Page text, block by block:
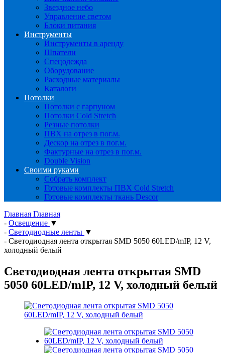
Звездное небо
Управление светом
Блоки питания
Инструменты
Инструменты в аренду
Шпатели
Спецодежда
Оборудование
Расходные материалы
Каталоги
Потолки
Потолки с гарпуном
Потолки Cold Stretch
Резные потолки
ПВХ на отрез в пог.м.
Дескор на отрез в пог.м.
Фактурные на отрез в пог.м.
Double Vision
Своими руками
Собрать комплект
Готовые комплекты ПВХ Cold Stretch
Готовые комплекты ткань Descor
Главная Главная
- Освещение ▼
- Светодиодные ленты ▼
- Светодиодная лента открытая SMD 5050 60LED/mIP, 12 V,
холодный белый
Светодиодная лента открытая SMD
5050 60LED/mIP, 12 V, холодный белый